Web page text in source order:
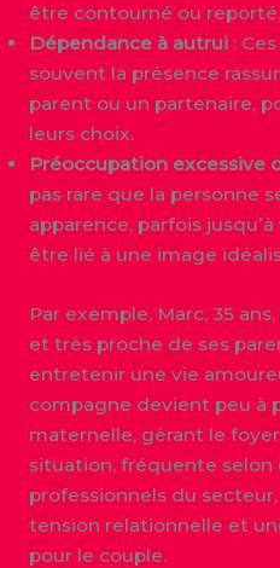
être contourné ou reporté.
Dépendance à autrui:
souvent la présence
parent ou un partenaire,
leurs choix.
Préoccupation excessive
pas rare que la personne
apparence, parfois
être lié à une image
Par exemple, Marc, 35
et très proche de ses
entretenir une vie
compagne devient peu à
maternelle, gérant le
situation, fréquente selon
professionnels du
tension relationnelle et
pour le couple.